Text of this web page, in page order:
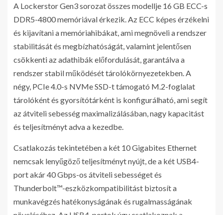
A Lockerstor Gen3 sorozat összes modellje 16 GB ECC-s
DDR5-4800 memóriával érkezik. Az ECC képes érzékelni
és kijavítani a memóriahibákat, ami megnöveli a rendszer
stabilitását és megbízhatóságát, valamint jelentősen
csökkenti az adathibák előfordulását, garantálva a
rendszer stabil működését tárolókörnyezetekben. A
négy, PCIe 4.0-s NVMe SSD-t támogató M.2-foglalat
tárolóként és gyorsítótárként is konfigurálható, ami segít
az átviteli sebesség maximalizálásában, nagy kapacitást
és teljesítményt adva a kezedbe.
Csatlakozás tekintetében a két 10 Gigabites Ethernet
nemcsak lenyűgöző teljesítményt nyújt, de a két USB4-
port akár 40 Gbps-os átviteli sebességet és
Thunderbolt™-eszközkompatibilitást biztosít a
munkavégzés hatékonyságának és rugalmasságának